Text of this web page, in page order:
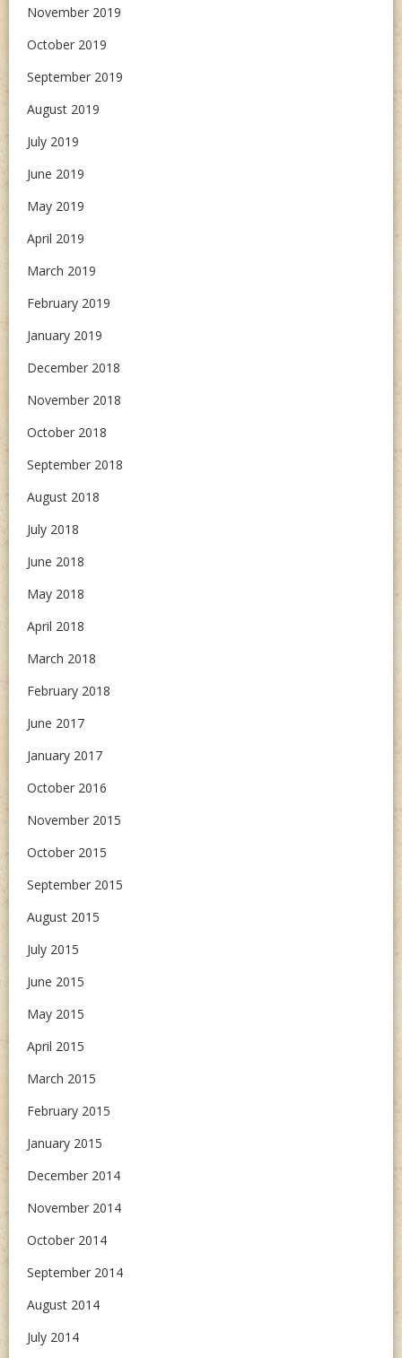
November 2019
October 2019
September 2019
August 2019
July 2019
June 2019
May 2019
April 2019
March 2019
February 2019
January 2019
December 2018
November 2018
October 2018
September 2018
August 2018
July 2018
June 2018
May 2018
April 2018
March 2018
February 2018
June 2017
January 2017
October 2016
November 2015
October 2015
September 2015
August 2015
July 2015
June 2015
May 2015
April 2015
March 2015
February 2015
January 2015
December 2014
November 2014
October 2014
September 2014
August 2014
July 2014